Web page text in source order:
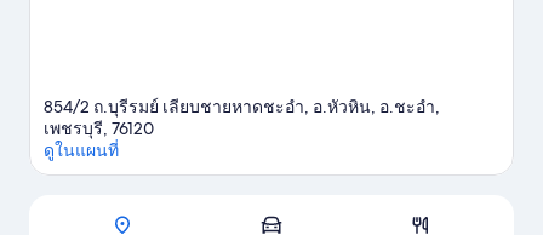
854/2 ถ.บุรีรมย์ เลียบชายหาดชะอำ, อ.หัวหิน, อ.ชะอำ,
เพชรบุรี, 76120
ดูในแผนที่